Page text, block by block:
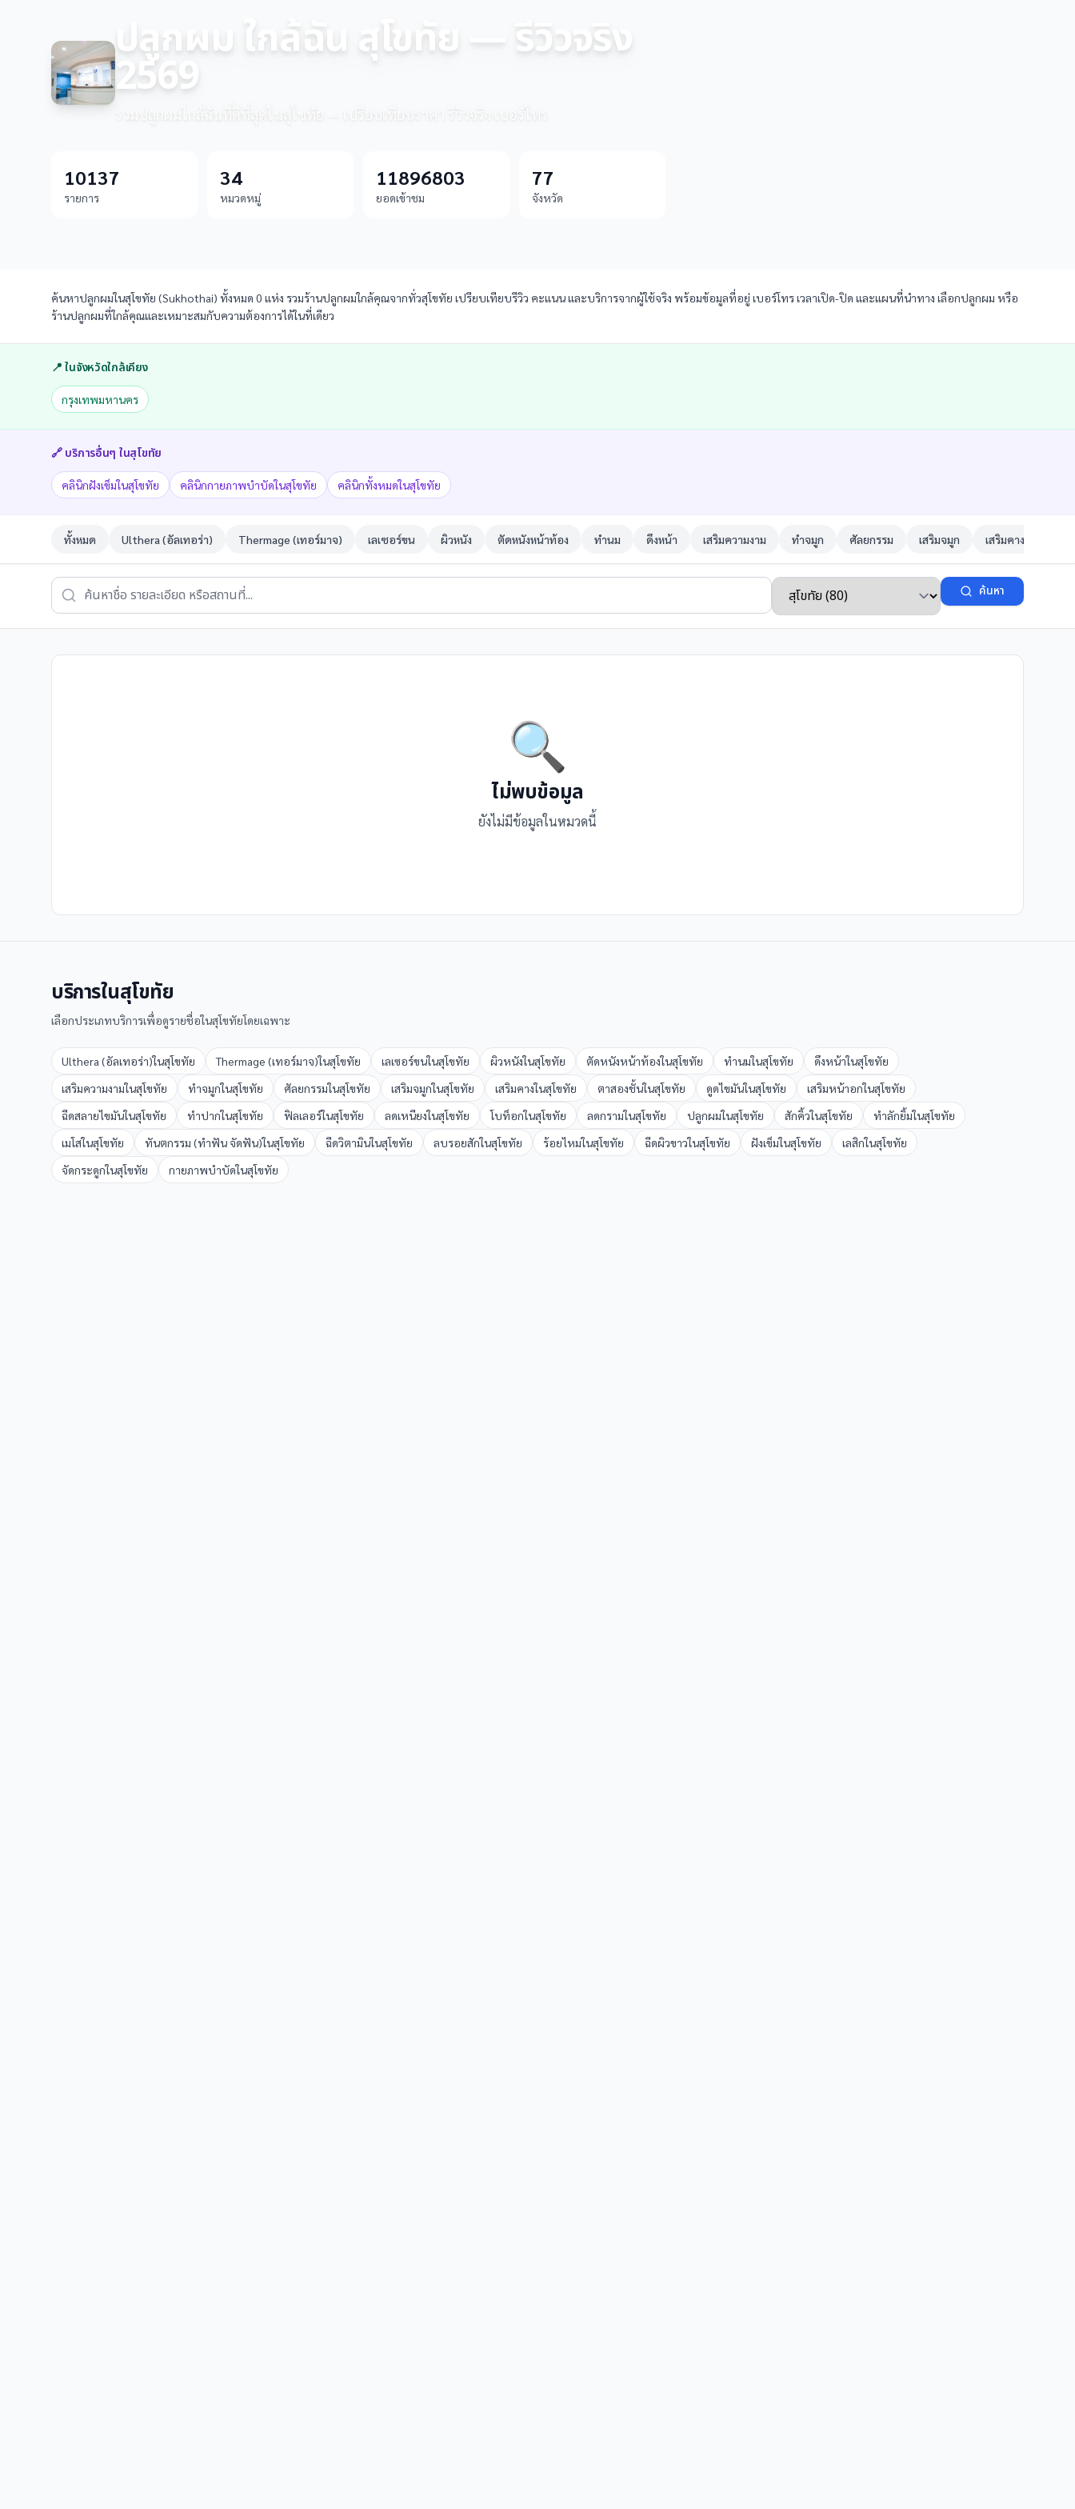
ปลูกผม ใกล้ฉัน สุโขทัย — รีวิวจริง
2569
รวมปลูกผมใกล้ฉันที่ดีที่สุดในสุโขทัย — เปรียบเทียบราคา รีวิวจริง เบอร์โทร
10137
รายการ
34
หมวดหมู่
11896803
ยอดเข้าชม
77
จังหวัด
ค้นหาปลูกผมในสุโขทัย (Sukhothai) ทั้งหมด 0 แห่ง รวมร้านปลูกผมใกล้คุณจากทั่วสุโขทัย เปรียบเทียบรีวิว คะแนน และบริการจากผู้ใช้จริง พร้อมข้อมูลที่อยู่ เบอร์โทร เวลาเปิด-ปิด และแผนที่นำทาง เลือกปลูกผม หรือ
ร้านปลูกผมที่ใกล้คุณและเหมาะสมกับความต้องการได้ในที่เดียว
📍 ในจังหวัดใกล้เคียง
กรุงเทพมหานคร
🔗 บริการอื่นๆ ในสุโขทัย
คลินิกฝังเข็มในสุโขทัย คลินิกกายภาพบำบัดในสุโขทัย คลินิกทั้งหมดในสุโขทัย
ทั้งหมด Ulthera (อัลเทอร่า) Thermage (เทอร์มาจ) เลเซอร์ขน ผิวหนัง ตัดหนังหน้าท้อง ทำนม ดึงหน้า เสริมความงาม ทำจมูก ศัลยกรรม เสริมจมูก เสริมคาง
ค้นหา
🔍
ไม่พบข้อมูล
ยังไม่มีข้อมูลในหมวดนี้
บริการในสุโขทัย
เลือกประเภทบริการเพื่อดูรายชื่อในสุโขทัยโดยเฉพาะ
Ulthera (อัลเทอร่า)ในสุโขทัย Thermage (เทอร์มาจ)ในสุโขทัย เลเซอร์ขนในสุโขทัย ผิวหนังในสุโขทัย ตัดหนังหน้าท้องในสุโขทัย ทำนมในสุโขทัย ดึงหน้าในสุโขทัย
เสริมความงามในสุโขทัย ทำจมูกในสุโขทัย ศัลยกรรมในสุโขทัย เสริมจมูกในสุโขทัย เสริมคางในสุโขทัย ตาสองชั้นในสุโขทัย ดูดไขมันในสุโขทัย เสริมหน้าอกในสุโขทัย
ฉีดสลายไขมันในสุโขทัย ทำปากในสุโขทัย ฟิลเลอร์ในสุโขทัย ลดเหนียงในสุโขทัย โบท็อกในสุโขทัย ลดกรามในสุโขทัย ปลูกผมในสุโขทัย สักคิ้วในสุโขทัย ทำลักยิ้มในสุโขทัย
เมโสในสุโขทัย ทันตกรรม (ทำฟัน จัดฟัน)ในสุโขทัย ฉีดวิตามินในสุโขทัย ลบรอยสักในสุโขทัย ร้อยไหมในสุโขทัย ฉีดผิวขาวในสุโขทัย ฝังเข็มในสุโขทัย เลสิกในสุโขทัย
จัดกระดูกในสุโขทัย กายภาพบำบัดในสุโขทัย